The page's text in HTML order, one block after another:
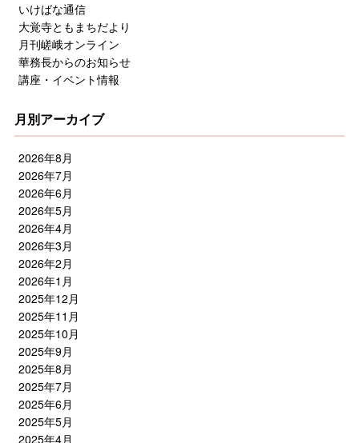
いけばな通信
大覚寺ともまちだより
月刊嵯峨オンライン
華務長からのお知らせ
講座・イベント情報
月別アーカイブ
2026年8月
2026年7月
2026年6月
2026年5月
2026年4月
2026年3月
2026年2月
2026年1月
2025年12月
2025年11月
2025年10月
2025年9月
2025年8月
2025年7月
2025年6月
2025年5月
2025年4月